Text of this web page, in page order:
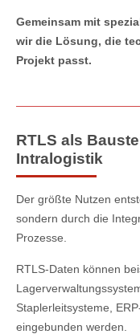
Gemeinsam mit
wir die Lösung, die
Projekt passt.
RTLS als
Intralogistik
Der größte Nutzen
sondern durch die
Prozesse.
RTLS-Daten können
Staplerleitsysteme,
eingebunden werden.